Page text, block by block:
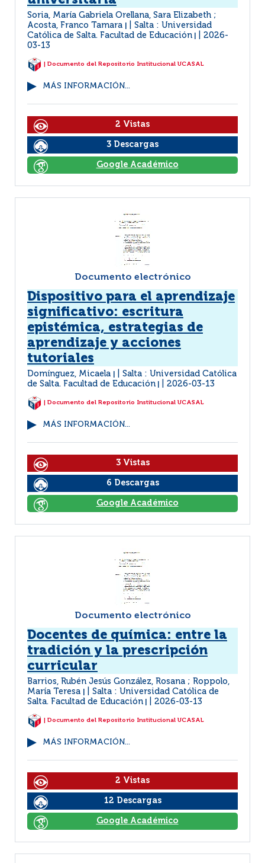
Soria, María Gabriela Orellana, Sara Elizabeth ;
Acosta, Franco Tamara
Salta : Universidad
Católica de Salta. Facultad de Educación
2026-
03-13
| Documento del Repositorio Institucional UCASAL
MÁS INFORMACIÓN...
2 Vistas
3 Descargas
Google Académico
Documento electrónico
Dispositivo para el aprendizaje
significativo: escritura
epistémica, estrategias de
aprendizaje y acciones
tutoriales
Domínguez, Micaela
Salta : Universidad Católica
de Salta. Facultad de Educación
2026-03-13
| Documento del Repositorio Institucional UCASAL
MÁS INFORMACIÓN...
3 Vistas
6 Descargas
Google Académico
Documento electrónico
Docentes de química: entre la
tradición y la prescripción
curricular
Barrios, Rubén Jesús González, Rosana ; Roppolo,
María Teresa
Salta : Universidad Católica de
Salta. Facultad de Educación
2026-03-13
| Documento del Repositorio Institucional UCASAL
MÁS INFORMACIÓN...
2 Vistas
12 Descargas
Google Académico